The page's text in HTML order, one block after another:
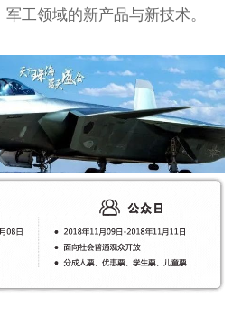
工领域的新产品与新技术。